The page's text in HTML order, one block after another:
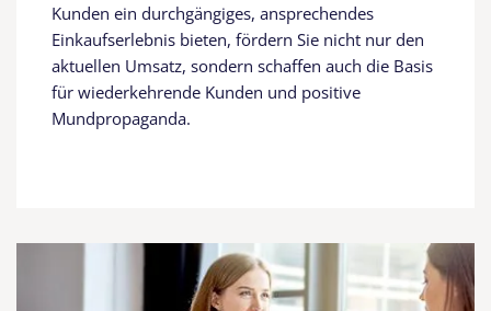
Kunden ein durchgängiges, ansprechendes
Einkaufserlebnis bieten, fördern Sie nicht nur den
aktuellen Umsatz, sondern schaffen auch die Basis
für wiederkehrende Kunden und positive
Mundpropaganda.